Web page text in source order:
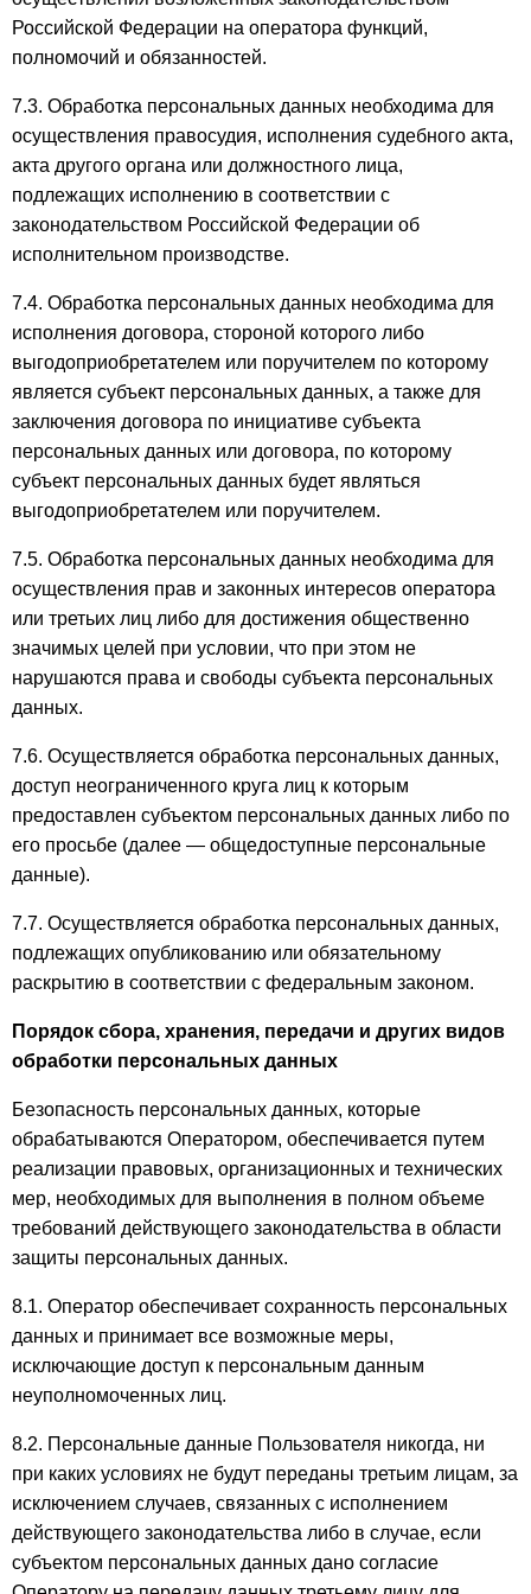
Российской Федерации на оператора функций,
полномочий и обязанностей.
7.3. Обработка персональных данных необходима для
осуществления правосудия, исполнения судебного акта,
акта другого органа или должностного лица,
подлежащих исполнению в соответствии с
законодательством Российской Федерации об
исполнительном производстве.
7.4. Обработка персональных данных необходима для
исполнения договора, стороной которого либо
выгодоприобретателем или поручителем по которому
является субъект персональных данных, а также для
заключения договора по инициативе субъекта
персональных данных или договора, по которому
субъект персональных данных будет являться
выгодоприобретателем или поручителем.
7.5. Обработка персональных данных необходима для
осуществления прав и законных интересов оператора
или третьих лиц либо для достижения общественно
значимых целей при условии, что при этом не
нарушаются права и свободы субъекта персональных
данных.
7.6. Осуществляется обработка персональных данных,
доступ неограниченного круга лиц к которым
предоставлен субъектом персональных данных либо по
его просьбе (далее — общедоступные персональные
данные).
7.7. Осуществляется обработка персональных данных,
подлежащих опубликованию или обязательному
раскрытию в соответствии с федеральным законом.
Порядок сбора, хранения, передачи и других видов
обработки персональных данных
Безопасность персональных данных, которые
обрабатываются Оператором, обеспечивается путем
реализации правовых, организационных и технических
мер, необходимых для выполнения в полном объеме
требований действующего законодательства в области
защиты персональных данных.
8.1. Оператор обеспечивает сохранность персональных
данных и принимает все возможные меры,
исключающие доступ к персональным данным
неуполномоченных лиц.
8.2. Персональные данные Пользователя никогда, ни
при каких условиях не будут переданы третьим лицам, за
исключением случаев, связанных с исполнением
действующего законодательства либо в случае, если
субъектом персональных данных дано согласие